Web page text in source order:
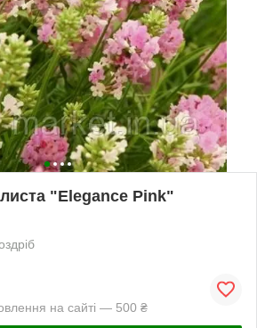
"Elegance Pink"
на сайті — 500 ₴